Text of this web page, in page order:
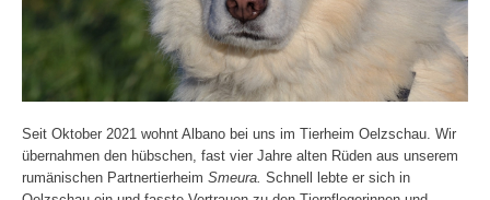
Seit Oktober 2021 wohnt Albano bei uns im Tierheim Oelzschau. Wir
übernahmen den hübschen, fast vier Jahre alten Rüden aus unserem
rumänischen PartnertierheimSmeura.Schnell lebte er sich in